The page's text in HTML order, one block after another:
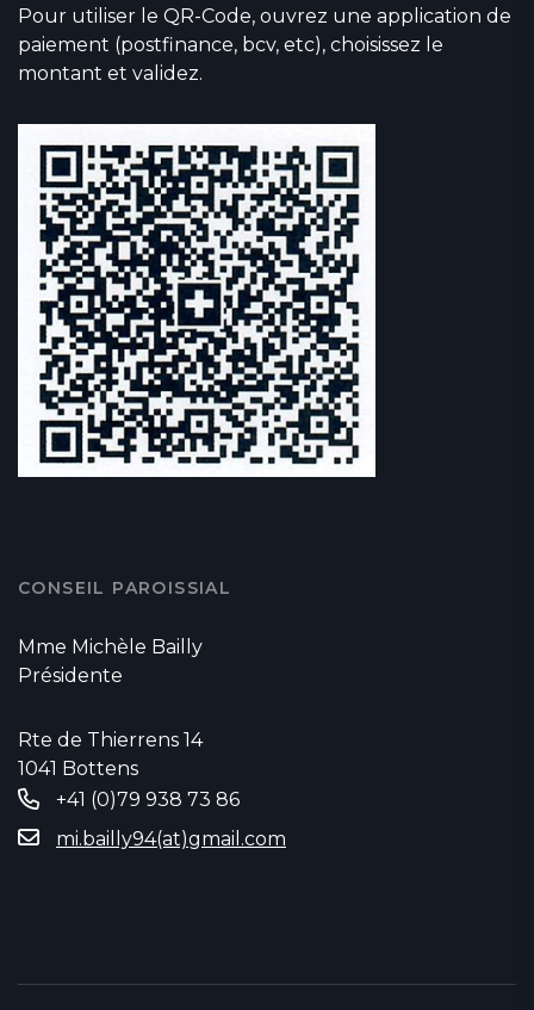
Pour utiliser le QR-Code, ouvrez une application de
paiement (postfinance, bcv, etc), choisissez le
montant et validez.
CONSEIL PAROISSIAL
Mme Michèle Bailly
Présidente
Rte de Thierrens 14
1041 Bottens
+41 (0)79 938 73 86
mi.bailly94(at)gmail.com